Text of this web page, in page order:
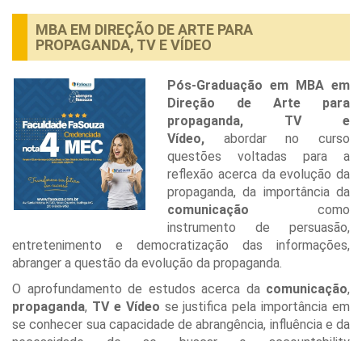
MBA EM DIREÇÃO DE ARTE PARA
PROPAGANDA, TV E VÍDEO
Pós-Graduação em MBA em
Direção de Arte para
propaganda, TV e
Vídeo, abordar no curso
questões voltadas para a
reflexão acerca da evolução da
propaganda, da importância da
comunicação como
instrumento de persuasão,
entretenimento e democratização das informações,
abranger a questão da evolução da propaganda.
O aprofundamento de estudos acerca da comunicação,
propaganda, TV e Vídeo se justifica pela importância em
se conhecer sua capacidade de abrangência, influência e da